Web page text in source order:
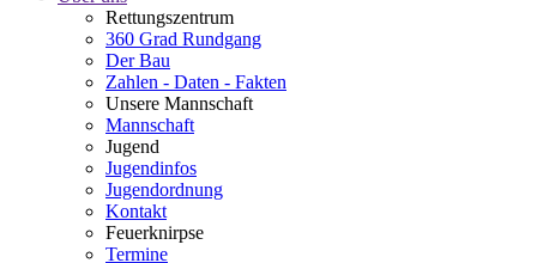
Rettungszentrum
360 Grad Rundgang
Der Bau
Zahlen - Daten - Fakten
Unsere Mannschaft
Mannschaft
Jugend
Jugendinfos
Jugendordnung
Kontakt
Feuerknirpse
Termine